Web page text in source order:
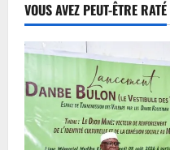
VOUS AVEZ PEUT-ÊTRE RATÉ